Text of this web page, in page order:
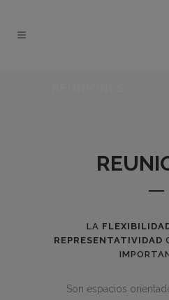
LA
REPRESENTATIVIDAD
Son espacios